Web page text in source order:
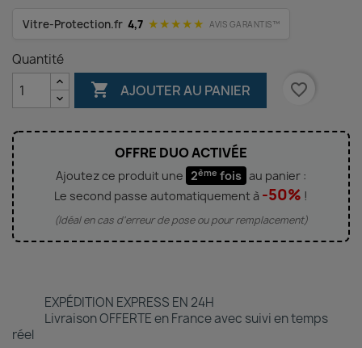
Vitre-Protection.fr 4,7 ★★★★★ AVIS GARANTIS™
Quantité
 AJOUTER AU PANIER favorite_border
OFFRE DUO ACTIVÉE
Ajoutez ce produit une 2ème fois au panier :
Le second passe automatiquement à -50% !
(Idéal en cas d'erreur de pose ou pour remplacement)
EXPÉDITION EXPRESS EN 24H
Livraison OFFERTE en France avec suivi en temps
réel